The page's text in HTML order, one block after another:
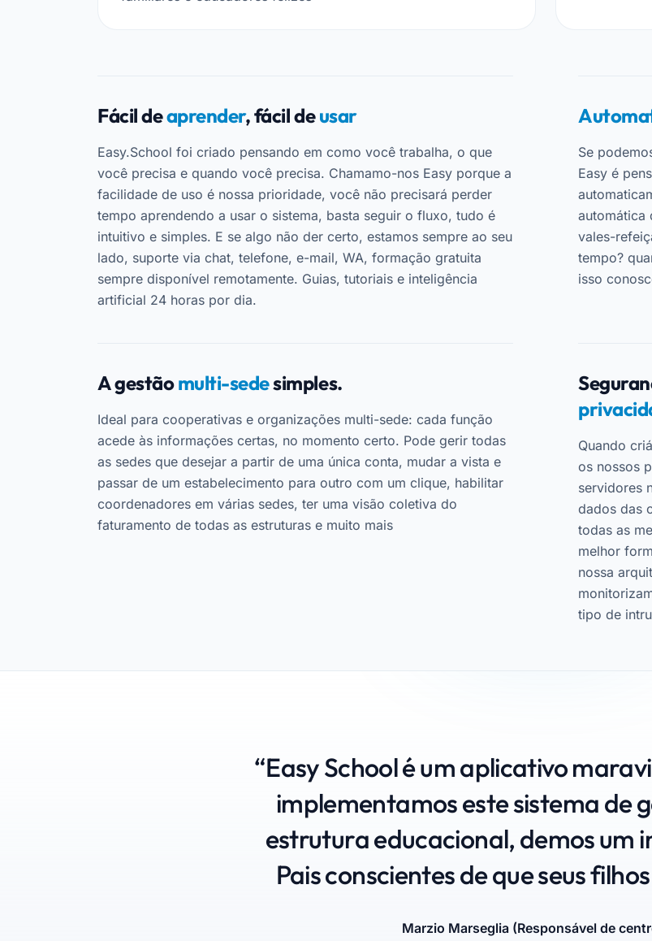
Fácil deaprender, fácil deusar
Easy.School foi criado pensando em como você trabalha, o que
você precisa e quando você precisa. Chamamo-nos Easy porque a
facilidade de uso é nossa prioridade, você não precisará perder
tempo aprendendo a usar o sistema, basta seguir o fluxo, tudo é
intuitivo e simples. E se algo não der certo, estamos sempre ao seu
lado, suporte via chat, telefone, e-mail, WA, formação gratuita
sempre disponível remotamente. Guias, tutoriais e inteligência
artificial 24 horas por dia.
Se
Easy é
automática
vales-
tempo?
isso
A gestãomulti-sedesimples.
Ideal para cooperativas e organizações multi-sede: cada função
acede às informações certas, no momento certo. Pode gerir todas
as sedes que desejar a partir de uma única conta, mudar a vista e
passar de um estabelecimento para outro com um clique, habilitar
coordenadores em várias sedes, ter uma visão coletiva do
faturamento de todas as estruturas e muito mais
Quando
os nossos
servidores
dados das
todas as
melhor
nossa
tipo de
“Easy School é um aplicativo
implementamos este sistema de
estrutura educacional, demos um
Pais conscientes de que seus
Marzio Marseglia (Responsável de